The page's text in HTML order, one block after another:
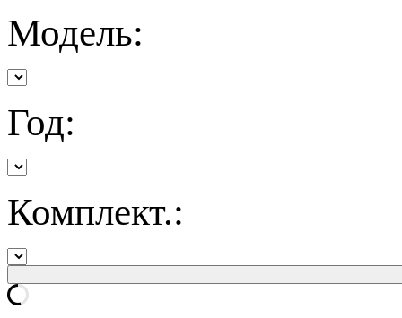
Модель:
Год:
Комплект.: